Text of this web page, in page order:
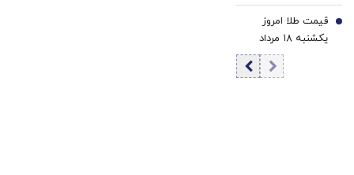
۱۴۰۵/ افزایش
قیمت دلار
قیمت طلا امروز
یکشنبه ۱۸ مرداد
7